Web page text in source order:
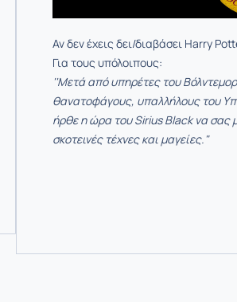
Αν δεν έχεις δει/διαβάσει Harry
Για τους υπόλοιπους:
''Μετά από υπηρέτες του
θανατοφάγους, υπαλλήλους του
ήρθε η ώρα του Sirius Black να σας
σκοτεινές τέχνες και μαγείες."